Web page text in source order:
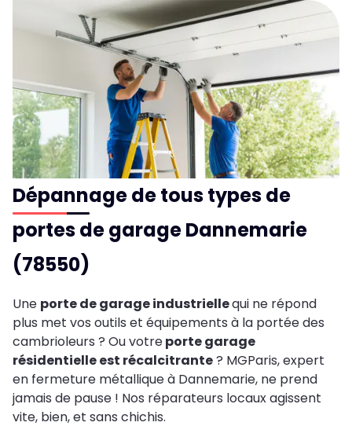
Dépannage de tous types de
portes de garage Dannemarie
(78550)
Une porte de garage industriellequi ne répond
plus met vos outils et équipements à la portée des
cambrioleurs ? Ou votreporte garage
résidentielle est récalcitrante? MGParis, expert
en fermeture métallique à Dannemarie, ne prend
jamais de pause ! Nos réparateurs locaux agissent
vite, bien, et sans chichis.